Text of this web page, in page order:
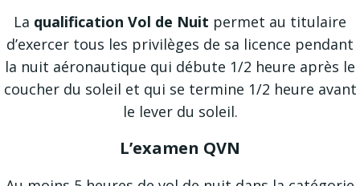
La qualification Vol de Nuit permet au titulaire
d’exercer tous les privilèges de sa licence pendant
la nuit aéronautique qui débute 1/2 heure après le
coucher du soleil et qui se termine 1/2 heure avant
le lever du soleil.
L’examen QVN